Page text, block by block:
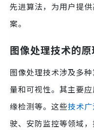
先进算法，为用户提
案。
图像处理技术的
图像处理技术涉及多
量和可视性。其主要
缘检测等。这些技术
驶、安防监控等领域